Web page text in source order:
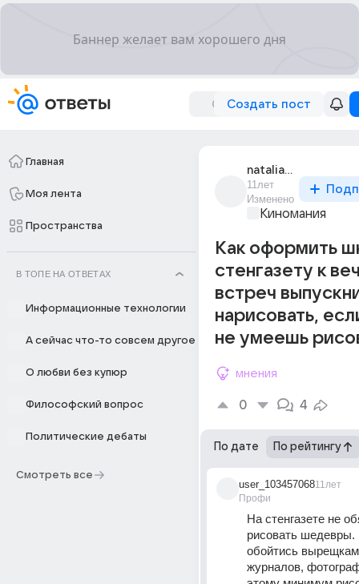
Создать пост
Главная
Моя лента
Пространства
В ТОПЕ НА ОТВЕТАХ
Информационные технологии
А сейчас что-то совсем другое
О любви без купюр
Философский вопрос
Политические дебаты
Смотреть все
natalia_filiasova
11лет
Изменено
Киномания
Как оформить
стенгазету к
встреч
нарисовать,
не умеешь
мнения
0 4
По дате По рейтингу
user_103457068
Профи
11лет
На стенгазете не
рисовать
обойтись
журналов,